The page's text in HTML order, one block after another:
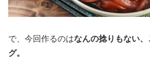
で、今回作るのはなんの捻りもない
グ。